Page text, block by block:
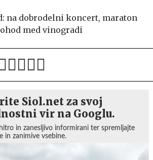
na dobrodelni koncert, maraton
med vinogradi
Siol.net za svoj
vir na Googlu.
in zanesljivo informirani ter spremljajte
in zanimive vsebine.